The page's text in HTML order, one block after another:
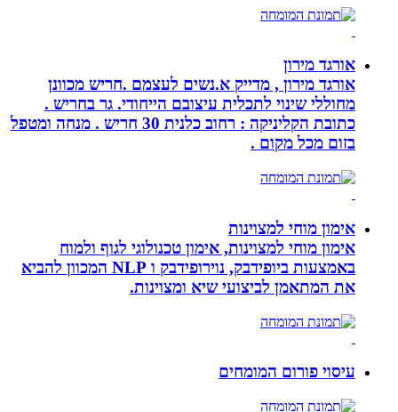
אורגד מירון
אורגד מירון , מדייק א.נשים לעצמם .חריש מכוונן
מחוללי שינוי לתכלית עיצובם הייחודי. גר בחריש .
כתובת הקליניקה : רחוב כלנית 30 חריש . מנחה ומטפל
בזום מכל מקום .
אימון מוחי למצוינות
אימון מוחי למצוינות, אימון טכנולוגי לגוף ולמוח
באמצעות ביופידבק, נוירופידבק ו NLP המכוון להביא
את המתאמן לביצועי שיא ומצוינות.
עיסוי פורום המומחים